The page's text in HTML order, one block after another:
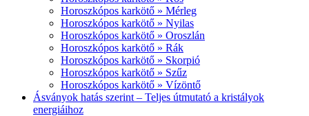
Horoszkópos karkötő » Mérleg
Horoszkópos karkötő » Nyilas
Horoszkópos karkötő » Oroszlán
Horoszkópos karkötő » Rák
Horoszkópos karkötő » Skorpió
Horoszkópos karkötő » Szűz
Horoszkópos karkötő » Vízöntő
Ásványok hatás szerint – Teljes útmutató a kristályok
energiáihoz